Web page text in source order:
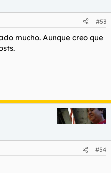
#53
mucho. Aunque creo que
#54